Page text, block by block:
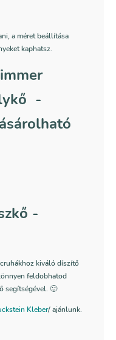
a méret beállítása
kaphatsz.
-
-
kiváló díszítő
feldobhatod
segítségével. 🙂
Kleber/ ajánlunk.